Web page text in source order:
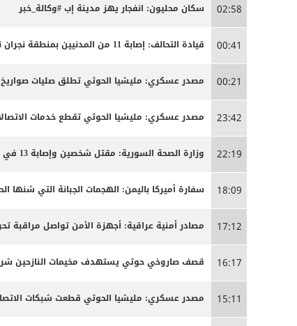
02:58 سكان محليون: انفجار يهز مدينة إب #وكالة_خبر
00:41 قيادة التحالف: إصابة 11 من المدنيين بمنطقة نجران نتيجة اعتداءات إرهابية حوثية
00:21 مصدر عسكري: مليشيا الحوثي تطلق صليات صواريخ
23:42 مصدر عسكري: مليشيا الحوثي تقطع خدمات
22:19 وزارة الصحة السورية: مقتل شخصين وإصابة 13 في انفجار مركبة بمدينة جرمانا قرب دمشق
18:09 سفارة أميركا باليمن: الهجمات الجبانة التي
17:12 مصادر أمنية عراقية: أجهزة الأمن تواصل مراقبة
16:17 قصف صاروخي حوثي يستهدف مخيمات النازحين
15:11 مصدر عسكري: مليشيا الحوثي قطعت شبكات